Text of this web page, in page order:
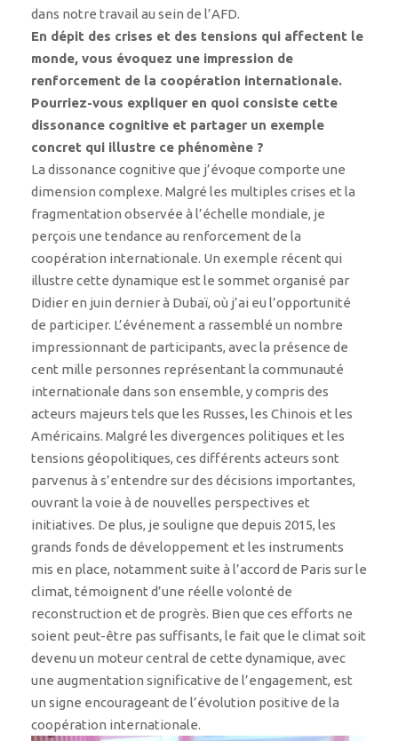
dans notre travail au sein de l’AFD.
En dépit des crises et des tensions qui affectent le
monde, vous évoquez une impression de
renforcement de la coopération internationale.
Pourriez-vous expliquer en quoi consiste cette
dissonance cognitive et partager un exemple
concret qui illustre ce phénomène ?
La dissonance cognitive que j’évoque comporte une
dimension complexe. Malgré les multiples crises et la
fragmentation observée à l’échelle mondiale, je
perçois une tendance au renforcement de la
coopération internationale. Un exemple récent qui
illustre cette dynamique est le sommet organisé par
Didier en juin dernier à Dubaï, où j’ai eu l’opportunité
de participer. L’événement a rassemblé un nombre
impressionnant de participants, avec la présence de
cent mille personnes représentant la communauté
internationale dans son ensemble, y compris des
acteurs majeurs tels que les Russes, les Chinois et les
Américains. Malgré les divergences politiques et les
tensions géopolitiques, ces différents acteurs sont
parvenus à s’entendre sur des décisions importantes,
ouvrant la voie à de nouvelles perspectives et
initiatives. De plus, je souligne que depuis 2015, les
grands fonds de développement et les instruments
mis en place, notamment suite à l’accord de Paris sur le
climat, témoignent d’une réelle volonté de
reconstruction et de progrès. Bien que ces efforts ne
soient peut-être pas suffisants, le fait que le climat soit
devenu un moteur central de cette dynamique, avec
une augmentation significative de l’engagement, est
un signe encourageant de l’évolution positive de la
coopération internationale.